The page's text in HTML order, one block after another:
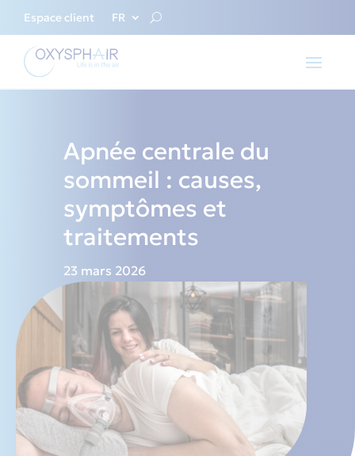
Espace client FR
Apnée centrale du
sommeil : causes,
symptômes et
traitements
23 mars 2026